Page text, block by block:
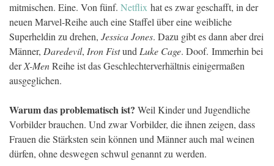
mitmischen. Eine. Von fünf. Netflix hat es zwar geschafft, in der
neuen Marvel-Reihe auch eine Staffel über eine weibliche
Superheldin zu drehen, Jessica Jones. Dazu gibt es dann aber drei
Männer, Daredevil, Iron Fistund Luke Cage. Doof. Immerhin bei
derX-MenReihe ist das Geschlechterverhältnis einigermaßen
ausgeglichen.
Warum das problematisch ist? Weil Kinder und Jugendliche
Vorbilder brauchen. Und zwar Vorbilder, die ihnen zeigen, dass
Frauen die Stärksten sein können und Männer auch mal weinen
dürfen, ohne deswegen schwul genannt zu werden.